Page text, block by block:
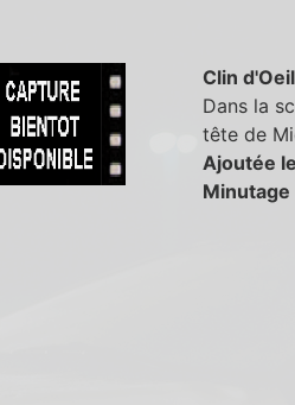
Clin d'Oeil
Dans la
tête de
Ajoutée